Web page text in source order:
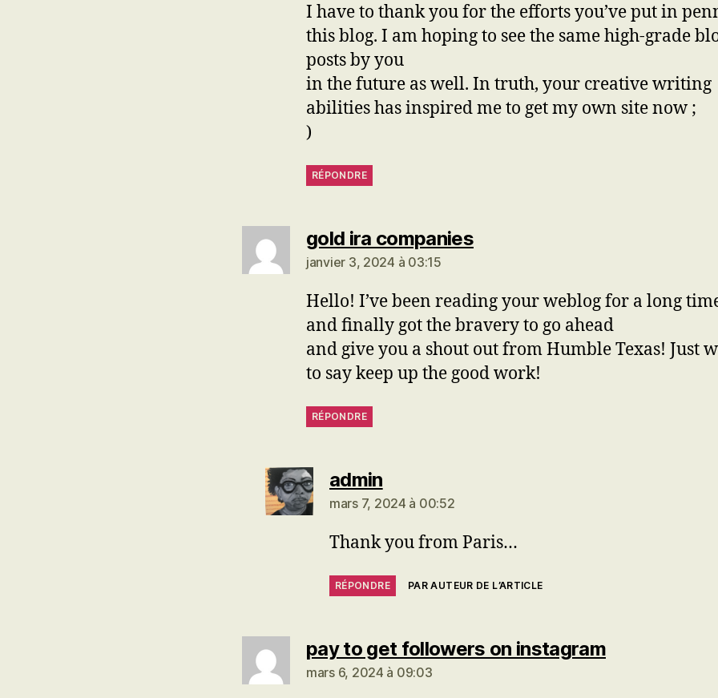
I have to thank you for the efforts you’ve put in
this blog. I am hoping to see the same high-grade
posts by you
in the future as well. In truth, your creative writing
abilities has inspired me to get my own site now ;
)
RÉPONDRE
gold ira companiesdit :
janvier 3, 2024 à 03:15
Hello! I’ve been reading your weblog for a long
and finally got the bravery to go ahead
and give you a shout out from Humble Texas! Just
to say keep up the good work!
RÉPONDRE
admindit :
mars 7, 2024 à 00:52
Thank you from Paris…
RÉPONDRE PAR AUTEUR DE L’ARTICLE
pay to get followers on instagramdit :
mars 6, 2024 à 09:03